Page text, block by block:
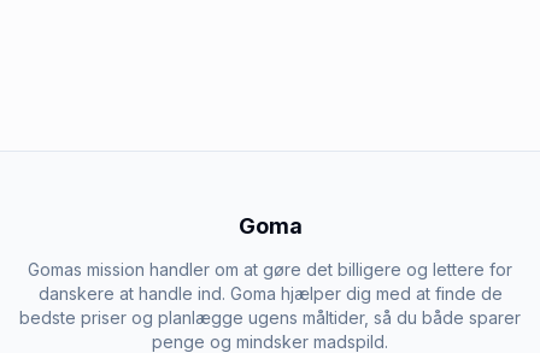
Goma
Gomas mission handler om at gøre det billigere og lettere for
danskere at handle ind. Goma hjælper dig med at finde de
bedste priser og planlægge ugens måltider, så du både sparer
penge og mindsker madspild.